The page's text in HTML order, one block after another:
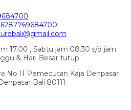
6287769684700
17.00 , Sabtu jam 08.30 s/d jam
& Hari Besar tutup
No 11 Pemecutan Kaja Denpasar
Bali 80111